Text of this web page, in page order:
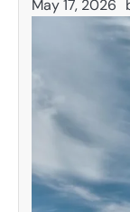
May 17, 2026